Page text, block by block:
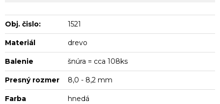
Obj. čislo: 1521
Materiál drevo
Balenie šnúra = cca 108ks
Presný rozmer 8,0 - 8,2 mm
Farba hnedá